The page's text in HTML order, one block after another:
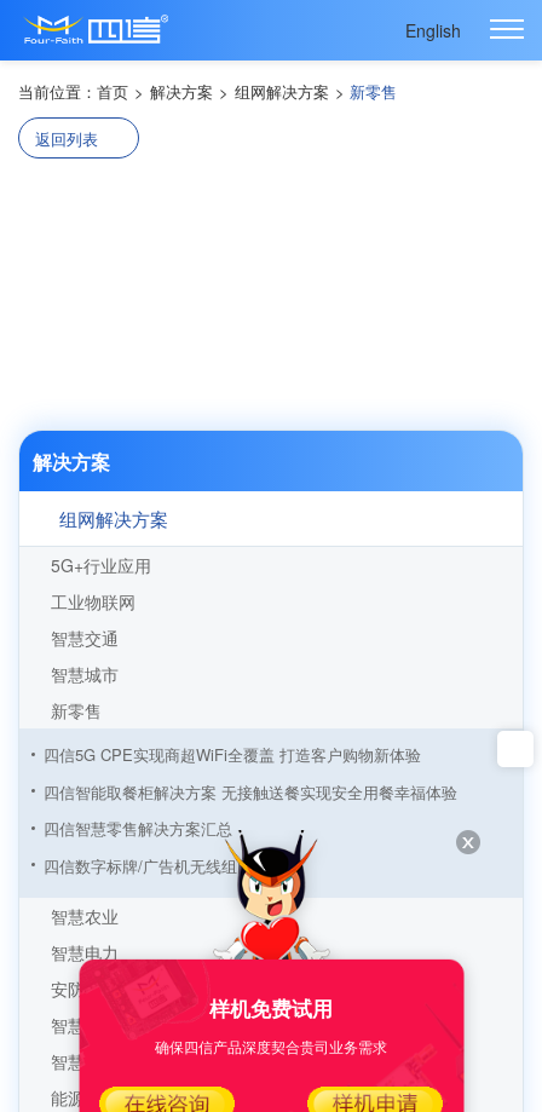
English
当前位置： 首页 > 解决方案 > 组网解决方案 > 新零售
返回列表
解决方案
组网解决方案
5G+行业应用
工业物联网
智慧交通
智慧城市
新零售
四信5G CPE实现商超WiFi全覆盖 打造客户购物新体验
四信智能取餐柜解决方案 无接触送餐实现安全用餐幸福体验
四信智慧零售解决方案汇总
四信数字标牌/广告机无线组网方案
四信工业路由器基于连锁超市收银解决方案
基于四信工控一体屏自助饮料机解决方案
新零售领航者 四信智能自助结账解决方案
智慧零售的自助时代 刷脸售卖应用崛起
基于工控机搭载RK3399处理器的自助榨汁机应用方案
智能售卖系统解决方案
智慧农业
智慧电力
安防监控
智慧环保
智慧水务
能源行业
样机免费试用
确保四信产品深度契合贵司业务需求